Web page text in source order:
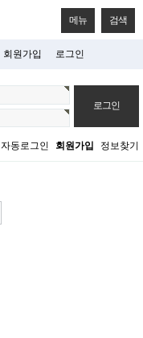
메뉴 검색
회원가입 로그인
자동로그인 회원가입 정보찾기